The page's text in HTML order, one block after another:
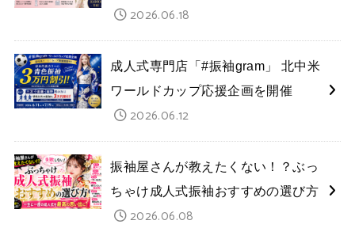
2026.06.18
成人式専門店「#振袖gram」 北中米
ワールドカップ応援企画を開催
2026.06.12
振袖屋さんが教えたくない！？ぶっ
ちゃけ成人式振袖おすすめの選び方
2026.06.08